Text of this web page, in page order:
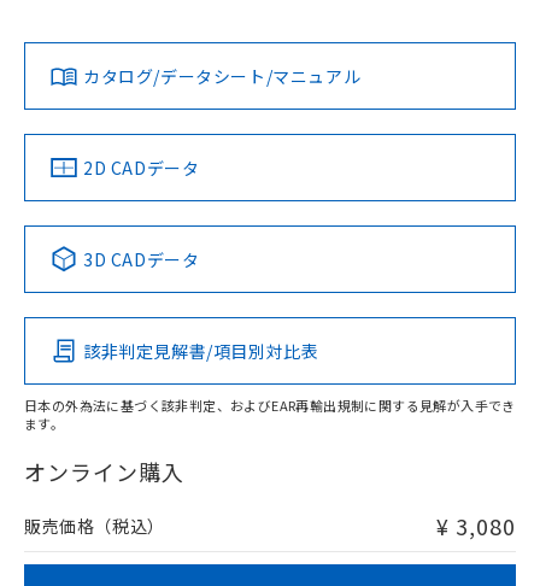
ダウンロードデータをご利用いただく前に、以下を必ずお読
みください。
ソフトウェアの使用条件
対応済み
中国 RoHS 注意事項・凡例
Pb Hg Cd Cr(VI)
O
在庫等で未対応品が混在する可能性があります。
問い合わせください。
カタログ/データシート/マニュアル
2D CADデータ
3D CADデータ
該非判定見解書/項目別対比表
日本の外為法に基づく該非判定、およびEAR再輸出規制に関する見解が入手でき
ます。
オンライン購入
販売価格（税込） ¥ 3,080